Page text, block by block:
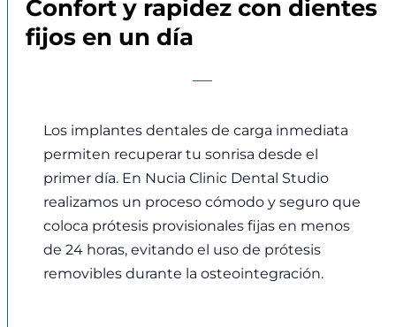
Confort y rapidez con dientes
fijos en un día
Los implantes dentales de carga inmediata
permiten recuperar tu sonrisa desde el
primer día. En Nucia Clinic Dental Studio
realizamos un proceso cómodo y seguro que
coloca prótesis provisionales fijas en menos
de 24 horas, evitando el uso de prótesis
removibles durante la osteointegración.